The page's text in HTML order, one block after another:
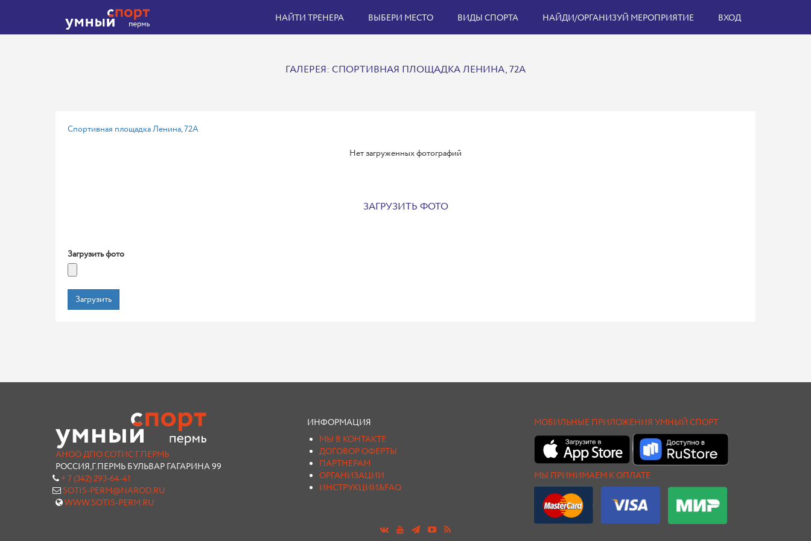
НАЙТИ ТРЕНЕРА ВЫБЕРИ МЕСТО ВИДЫ СПОРТА НАЙДИ/ОРГАНИЗУЙ МЕРОПРИЯТИЕ ВХОД
ГАЛЕРЕЯ: СПОРТИВНАЯ ПЛОЩАДКА ЛЕНИНА, 72А
Спортивная площадка Ленина, 72А
Нет загруженных фотографий
ЗАГРУЗИТЬ ФОТО
Загрузить фото
Загрузить
АНОО ДПО СОТИС Г.ПЕРМЬ
РОССИЯ,Г.ПЕРМЬ БУЛЬВАР ГАГАРИНА 99
+ 7 (342) 293-64-41
SOTIS-PERM@NAROD.RU
WWW.SOTIS-PERM.RU
ИНФОРМАЦИЯ
МЫ В КОНТАКТЕ
ДОГОВОР ОФЕРТЫ
ПАРТНЕРАМ
ОРГАНИЗАЦИИ
ИНСТРУКЦИИ&FAQ
МОБИЛЬНЫЕ ПРИЛОЖЕНИЯ УМНЫЙ СПОРТ
МЫ ПРИНИМАЕМ К ОПЛАТЕ